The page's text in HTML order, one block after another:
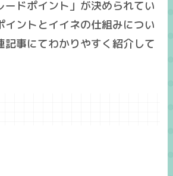
ードポイント」が決められてい
イントとイイネの仕組みについ
記事にてわかりやすく紹介して